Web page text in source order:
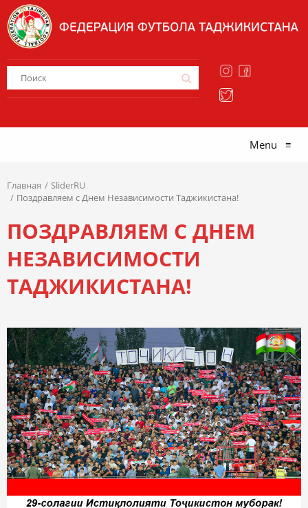
Menu ≡
Главная
SliderRU
Поздравляем с Днем Независимости Таджикистана!
ПОЗДРАВЛЯЕМ С ДНЕМ
НЕЗАВИСИМОСТИ
ТАДЖИКИСТАНА!